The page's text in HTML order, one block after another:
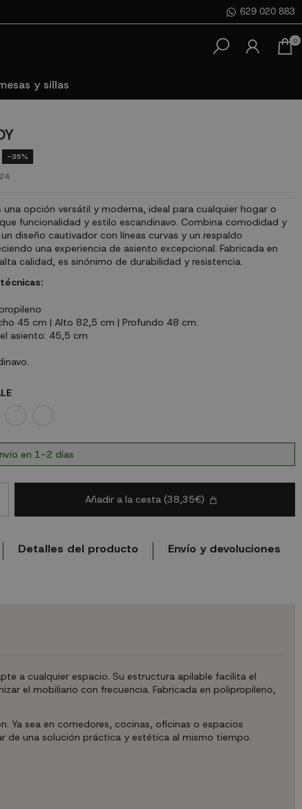
629 020 883
0
y sillas
-35%
una opción versátil y moderna, ideal para cualquier hogar o
funcionalidad y estilo escandinavo. Combina comodidad y
diseño cautivador con líneas curvas y un respaldo
una experiencia de asiento excepcional. Fabricada en
calidad, es sinónimo de durabilidad y resistencia.
45 cm | Alto 82,5 cm | Profundo 48 cm.
asiento: 45,5 cm
KALE
ROSA PALOBLANCO
en 1-2 días
Añadir a la cesta (38,35€)
Detalles del producto Envío y devoluciones
a cualquier espacio. Su estructura apilable facilita el
el mobiliario con frecuencia. Fabricada en polipropileno,
Ya sea en comedores, cocinas, oficinas o espacios
de una solución práctica y estética al mismo tiempo.